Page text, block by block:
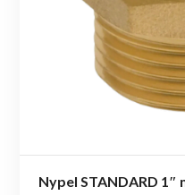
Nypel STANDARD 1″